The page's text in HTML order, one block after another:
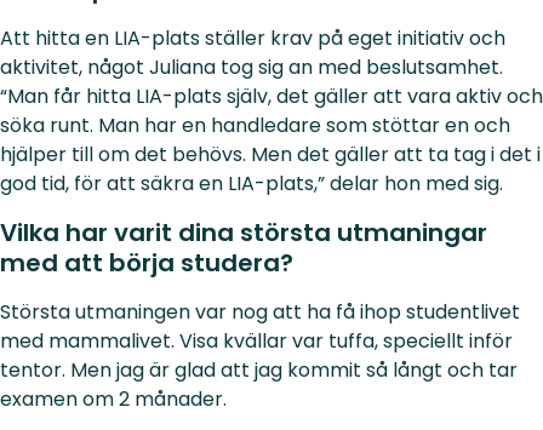
Att hitta en LIA-plats ställer krav på eget initiativ och
aktivitet, något Juliana tog sig an med beslutsamhet.
“Man får hitta LIA-plats själv, det gäller att vara aktiv och
söka runt. Man har en handledare som stöttar en och
hjälper till om det behövs. Men det gäller att ta tag i det i
god tid, för att säkra en LIA-plats,” delar hon med sig.
Vilka har varit dina största utmaningar
med att börja studera?
Största utmaningen var nog att ha få ihop studentlivet
med mammalivet. Visa kvällar var tuffa, speciellt inför
tentor. Men jag är glad att jag kommit så långt och tar
examen om 2 månader.